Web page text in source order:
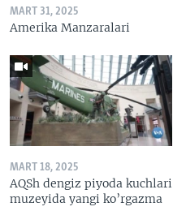
MART 31, 2025
Amerika Manzaralari
MART 18, 2025
AQSh dengiz piyoda kuchlari
muzeyida yangi ko’rgazma